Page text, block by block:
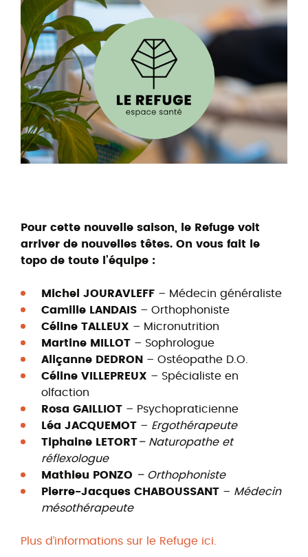
Pour cette nouvelle saison, le Refuge voit
arriver de nouvelles têtes. On vous fait le
topo de toute l’équipe :
Michel JOURAVLEFF – Médecin généraliste
Camille LANDAIS – Orthophoniste
Céline TALLEUX – Micronutrition
Martine MILLOT – Sophrologue
Aliçanne DEDRON – Ostéopathe D.O.
Céline VILLEPREUX – Spécialiste en
olfaction
Rosa GAILLIOT – Psychopraticienne
Léa JACQUEMOT – Ergothérapeute
Tiphaine LETORT– Naturopathe et
réflexologue
Mathieu PONZO – Orthophoniste
Pierre-Jacques CHABOUSSANT – Médecin
mésothérapeute
Plus d’informations sur le Refuge ici.